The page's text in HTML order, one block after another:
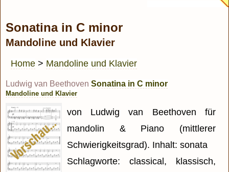
Sonatina in C minor
Mandoline und Klavier
Home > Mandoline und Klavier
Ludwig van Beethoven Sonatina in C minor
Mandoline und Klavier
von Ludwig van Beethoven für
mandolin & Piano (mittlerer
Schwierigkeitsgrad). Inhalt: sonata
Schlagworte: classical, klassisch,